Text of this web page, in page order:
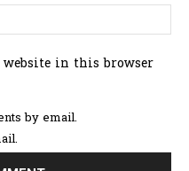
in this browser
by email.